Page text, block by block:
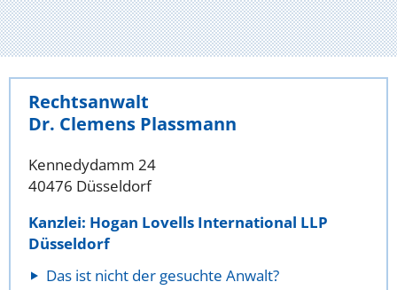
Rechtsanwalt
Dr. Clemens Plassmann
Kennedydamm 24
40476 Düsseldorf
Kanzlei: Hogan Lovells International LLP
Düsseldorf
Das ist nicht der gesuchte Anwalt?